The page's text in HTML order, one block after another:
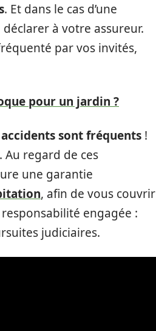
. Et dans le cas d’une
à votre assureur.
par vos invités,
pour un jardin ?
sont fréquents !
regard de ces
une garantie
, afin de vous couvrir
engagée :
judiciaires.